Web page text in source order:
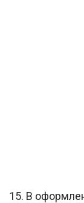
15. В